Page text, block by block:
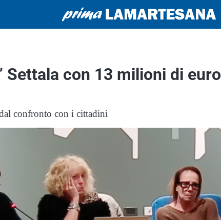
Settala con 13 milioni di euro
confronto con i cittadini